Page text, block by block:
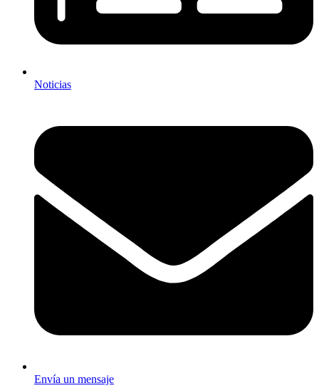
Noticias
Envía un mensaje